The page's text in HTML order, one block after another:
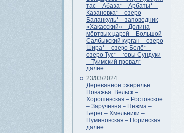
тас – Абаза* – Арбаты* –
Казановка* – озеро
Баланкуль* – заповедник
«Хакасский» – Долина
мёртвых царей – Большой
Салбыкский курган – озеро
Шира* – озеро Белё* –
озеро Тус* – горы Сундуки
– Туимский провал*
далее...
23/03/2024
Деревянное ожерелье
Поважья: Вельск –
Хорошевская – Ростовское
– Заручевня – Пежма –
Берег – Хмельники –
Пуминовская – Норинская
далее...